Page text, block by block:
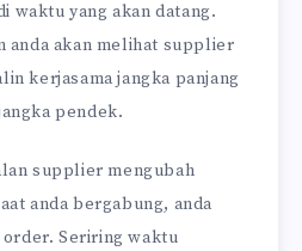
waktu yang akan datang.
anda akan melihat supplier
kerjasama jangka panjang
pendek.
supplier mengubah
anda bergabung, anda
Seriring waktu